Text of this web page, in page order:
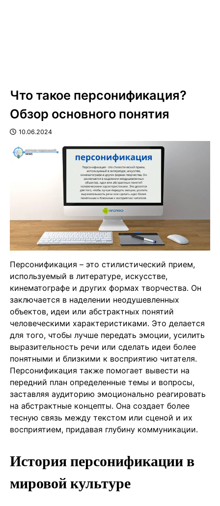
Что такое персонификация?
Обзор основного понятия
10.06.2024
Персонификация – это стилистический прием,
используемый в литературе, искусстве,
кинематографе и других формах творчества. Он
заключается в наделении неодушевленных
объектов, идеи или абстрактных понятий
человеческими характеристиками. Это делается
для того, чтобы лучше передать эмоции, усилить
выразительность речи или сделать идеи более
понятными и близкими к восприятию читателя.
Персонификация также помогает вывести на
передний план определенные темы и вопросы,
заставляя аудиторию эмоционально реагировать
на абстрактные концепты. Она создает более
тесную связь между текстом или сценой и их
восприятием, придавая глубину коммуникации.
История персонификации в
мировой культуре